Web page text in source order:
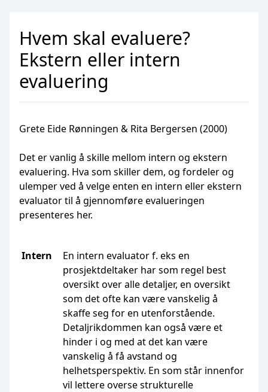
Hvem skal evaluere?
Ekstern eller intern
evaluering
Grete Eide Rønningen & Rita Bergersen (2000)
Det er vanlig å skille mellom intern og ekstern
evaluering. Hva som skiller dem, og fordeler og
ulemper ved å velge enten en intern eller ekstern
evaluator til å gjennomføre evalueringen
presenteres her.
Intern
En intern evaluator f. eks en
prosjektdeltaker har som regel best
oversikt over alle detaljer, en oversikt
som det ofte kan være vanskelig å
skaffe seg for en utenforstående.
Detaljrikdommen kan også være et
hinder i og med at det kan være
vanskelig å få avstand og
helhetsperspektiv. En som står innenfor
vil lettere overse strukturelle